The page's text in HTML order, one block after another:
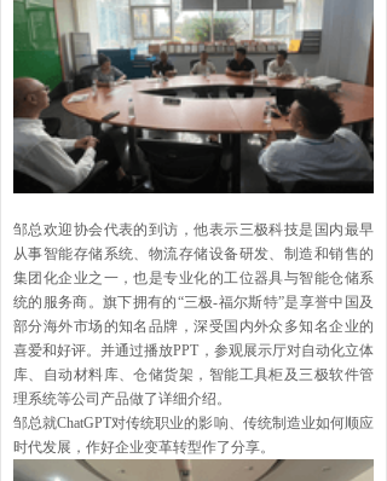
邹总欢迎协会代表的到访，他表示三极科技是国内最早
从事智能存储系统、物流存储设备研发、制造和销售的
集团化企业之一，也是专业化的工位器具与智能仓储系
统的服务商。旗下拥有的“三极-福尔斯特”是享誉中国及
部分海外市场的知名品牌，深受国内外众多知名企业的
喜爱和好评。并通过播放PPT，参观展示厅对自动化立体
库、自动材料库、仓储货架，智能工具柜及三极软件管
理系统等公司产品做了详细介绍。
邹总就ChatGPT对传统职业的影响、传统制造业如何顺应
时代发展，作好企业变革转型作了分享。